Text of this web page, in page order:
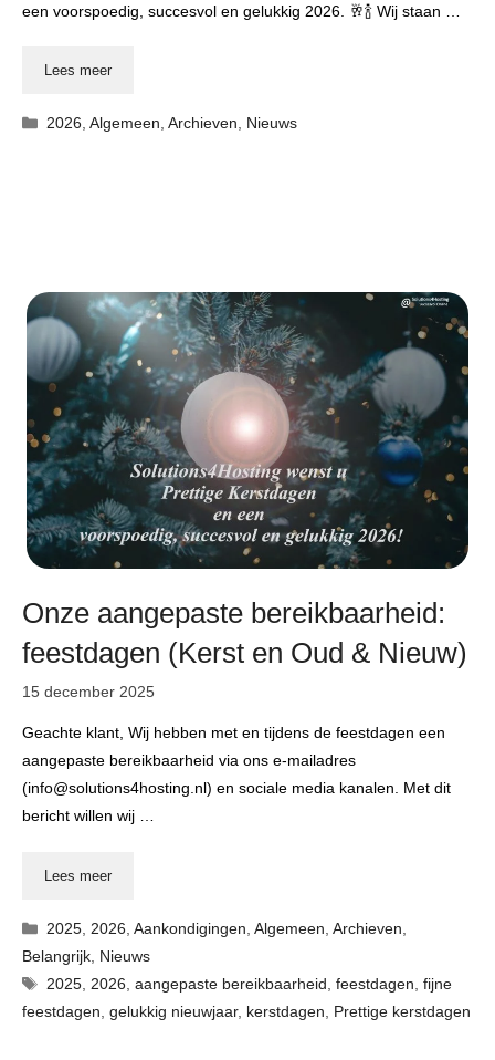
een voorspoedig, succesvol en gelukkig 2026. 🥂🍾 Wij staan …
Lees meer
Categorieën
2026 ,Algemeen ,Archieven Nieuws
Onze aangepaste bereikbaarheid:
feestdagen (Kerst en Oud & Nieuw)
15 december 2025
Geachte klant, Wij hebben met en tijdens de feestdagen een
aangepaste bereikbaarheid via ons e-mailadres
(info@solutions4hosting.nl) en sociale media kanalen. Met dit
bericht willen wij …
Lees meer
Categorieën
2025 2026 ,Aankondigingen ,Algemeen ,Archieven
Belangrijk Nieuws
Tags
2025 2026 ,aangepaste bereikbaarheid ,feestdagen ,fijne
feestdagen gelukkig nieuwjaar, kerstdagen Prettige kerstdagen